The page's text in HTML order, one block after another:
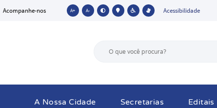
Acompanhe-nos A+ A- Acessibilidade
A Nossa Cidade Secretarias Editais